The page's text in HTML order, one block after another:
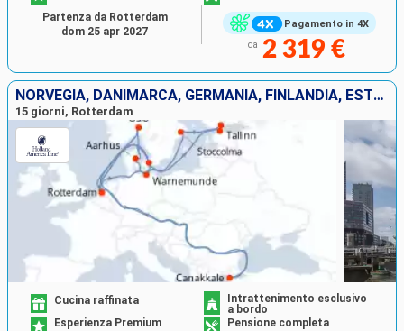
Pagamento in 4X
da 2 319 €
Partenza da Rotterdam
dom 25 apr 2027
NORVEGIA, DANIMARCA, GERMANIA, FINLANDIA, ESTONIA, SVEZIA, TURCHIA, PAESI BASSI
15 giorni, Rotterdam
Cucina raffinata
Intrattenimento esclusivo
a bordo
Esperienza Premium
Pensione completa